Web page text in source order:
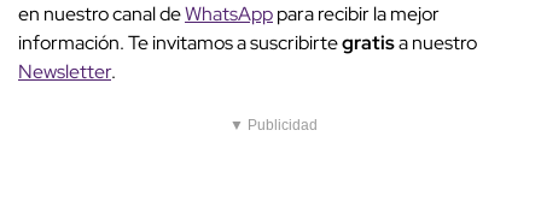
en nuestro canal deWhatsApppara recibir la mejor
información. Te invitamos a suscribirtegratisa nuestro
Newsletter.
▼ Publicidad